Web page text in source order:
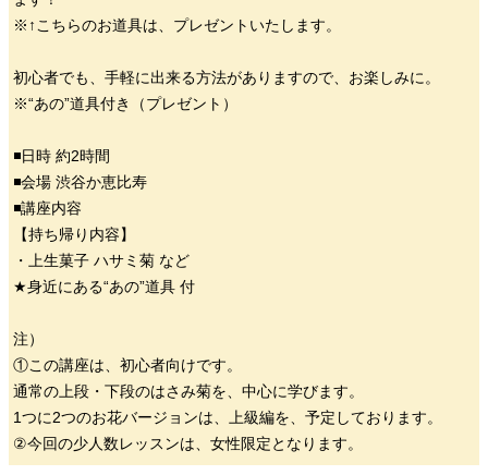
※↑こちらのお道具は、プレゼントいたします。
初心者でも、手軽に出来る方法がありますので、お楽しみに。
※“あの”道具付き（プレゼント）
◾️日時 約2時間
◾️会場 渋谷か恵比寿
◾️講座内容
【持ち帰り内容】
・上生菓子 ハサミ菊 など
★身近にある“あの”道具 付
注）
①この講座は、初心者向けです。
通常の上段・下段のはさみ菊を、中心に学びます。
1つに2つのお花バージョンは、上級編を、予定しております。
②今回の少人数レッスンは、女性限定となります。